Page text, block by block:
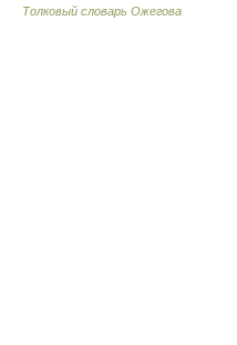
Толковый словарь Ожегова